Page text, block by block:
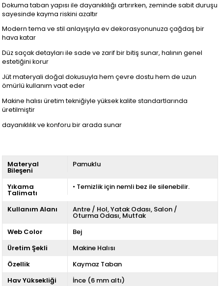
Dokuma taban yapısı ile dayanıklılığı artırırken, zeminde sabit duruşu
sayesinde kayma riskini azaltır
Modern tema ve stil anlayışıyla ev dekorasyonunuza çağdaş bir
hava katar
Düz saçak detayları ile sade ve zarif bir bitiş sunar, halının genel
estetiğini korur
Jüt materyali doğal dokusuyla hem çevre dostu hem de uzun
ömürlü kullanım vaat eder
Makine halısı üretim tekniğiyle yüksek kalite standartlarında
üretilmiştir
dayanıklılık ve konforu bir arada sunar
Materyal
Bileşeni
Pamuklu
Yıkama
Talimatı
• Temizlik için nemli bez ile silenebilir.
Kullanım Alanı Antre / Hol Yatak Odası Salon /
Oturma Odası Mutfak
Web Color
Bej
Üretim Şekli
Makine Halısı
Özellik
Kaymaz Taban
Hav Yüksekliği
İnce (6 mm altı)